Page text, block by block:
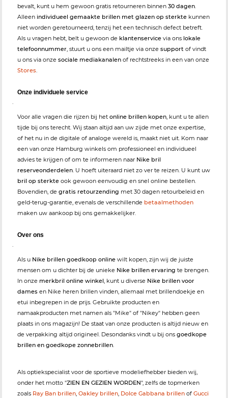
bevalt, kunt u hem gewoon gratis retourneren binnen 30 dagen.
Alleen individueel gemaakte brillen met glazen op sterkte kunnen
niet worden geretourneerd, tenzij het een technisch defect betreft.
Als u vragen hebt, belt u gewoon de klantenservice via ons lokale
telefoonnummer, stuurt u ons een mailtje via onze support of vindt
u ons via onze sociale mediakanalen of rechtstreeks in een van onze
Stores.
Onze individuele service
.
Voor alle vragen die rijzen bij het online brillen kopen, kunt u te allen
tijde bij ons terecht. Wij staan altijd aan uw zijde met onze expertise,
of het nu in de digitale of analoge wereld is, maakt niet uit. Kom naar
een van onze Hamburg winkels om professioneel en individueel
advies te krijgen of om te informeren naar Nike bril
reserveonderdelen. U hoeft uiteraard niet zo ver te reizen. U kunt uw
bril op sterkte ook gewoon eenvoudig en snel online bestellen.
Bovendien, de gratis retourzending met 30 dagen retourbeleid en
geld-terug-garantie, evenals de verschillende betaalmethoden
maken uw aankoop bij ons gemakkelijker.
Over ons
.
Als u Nike brillen goedkoop online wilt kopen, zijn wij de juiste
mensen om u dichter bij de unieke Nike brillen ervaring te brengen.
In onze merkbril online winkel, kunt u diverse Nike brillen voor
dames en Nike heren brillen vinden, allemaal met brillendoekje en
etui inbegrepen in de prijs. Gebruikte producten en
namaakproducten met namen als "Mike" of "Nikey" hebben geen
plaats in ons magazijn! De staat van onze producten is altijd nieuw en
de verpakking altijd origineel. Desondanks vindt u bij ons goedkope
brillen en goedkope zonnebrillen.
Als optiekspecialist voor de sportieve modeliefhebber bieden wij,
onder het motto "ZIEN EN GEZIEN WORDEN", zelfs de topmerken
zoals Ray Ban brillen, Oakley brillen, Dolce Gabbana brillen of Gucci